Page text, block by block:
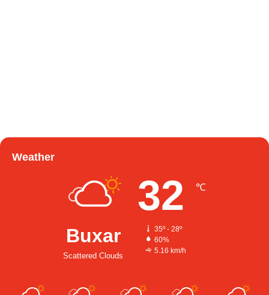
Weather
Buxar
Scattered Clouds
32 ℃
35º - 28º
60%
5.16 km/h